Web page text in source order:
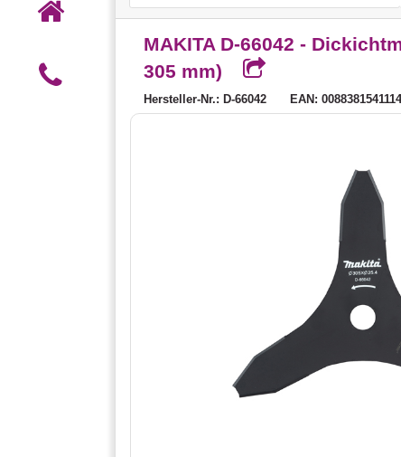
MAKITA D-66042 -
305 mm)
Hersteller-Nr.: D-66042 EAN: